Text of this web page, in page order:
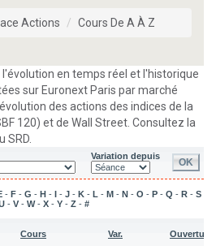
Actions Cours De A À Z
l'évolution en temps réel et l'historique
sur Euronext Paris par marché
des actions des indices de la
120) et de Wall Street. Consultez la
SRD.